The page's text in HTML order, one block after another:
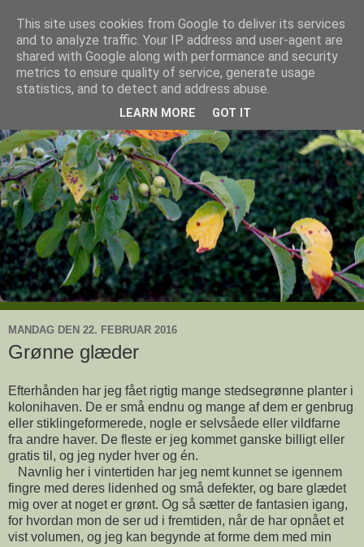
Ullas have
- en knoldesparkers betragtninger
MANDAG DEN 22. FEBRUAR 2016
Grønne glæder
Efterhånden har jeg fået rigtig mange stedsegrønne planter i
kolonihaven. De er små endnu og mange af dem er genbrug
eller stiklingeformerede, nogle er selvsåede eller vildfarne
fra andre haver. De fleste er jeg kommet ganske billigt eller
gratis til, og jeg nyder hver og én.
Navnlig her i vintertiden har jeg nemt kunnet se igennem
fingre med deres lidenhed og små defekter, og bare glædet
mig over at noget er grønt. Og så sætter de fantasien igang,
for hvordan mon de ser ud i fremtiden, når de har opnået et
vist volumen, og jeg kan begynde at forme dem med min
This site uses cookies from Google to deliver its services
and to analyze traffic. Your IP address and user-agent are
shared with Google along with performance and security
metrics to ensure quality of service, generate usage
statistics, and to detect and address abuse.
LEARN MORE GOT IT